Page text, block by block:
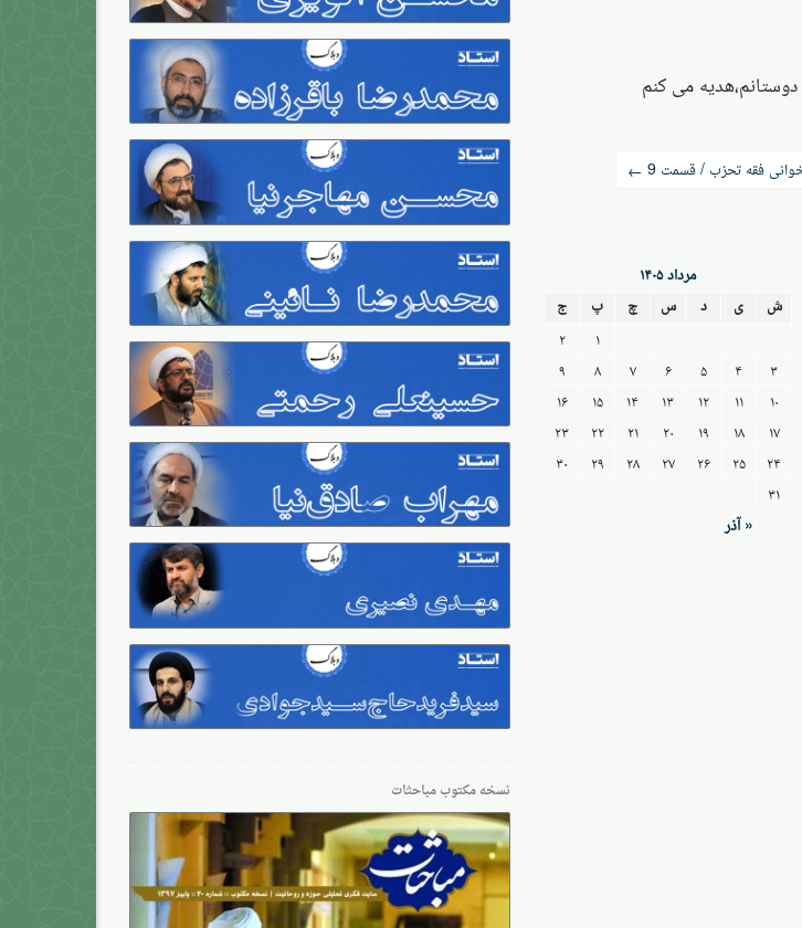
می کنم
فقه تحزب / قسمت 9 ←
مرداد ۱۴۰۵
ش
ی د س چ پ
ج
۱
۲
۳
۴ ۵ ۶ ۷ ۸
۹
۱۰
۱۱ ۱۲ ۱۳ ۱۴ ۱۵
۱۶
۱۷
۱۸ ۱۹ ۲۰ ۲۱ ۲۲
۲۳
۲۴
۲۵ ۲۶ ۲۷ ۲۸ ۲۹
۳۰
۳۱
« آذر
نسخه مکتوب مباحثات